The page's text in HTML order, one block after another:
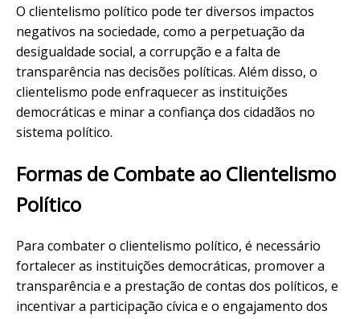
O clientelismo político pode ter diversos impactos
negativos na sociedade, como a perpetuação da
desigualdade social, a corrupção e a falta de
transparência nas decisões políticas. Além disso, o
clientelismo pode enfraquecer as instituições
democráticas e minar a confiança dos cidadãos no
sistema político.
Formas de Combate ao Clientelismo
Político
Para combater o clientelismo político, é necessário
fortalecer as instituições democráticas, promover a
transparência e a prestação de contas dos políticos, e
incentivar a participação cívica e o engajamento dos